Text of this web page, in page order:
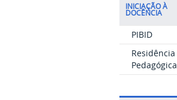
INICIAÇÃO À
DOCÊNCIA
PIBID
Residência
Pedagógica